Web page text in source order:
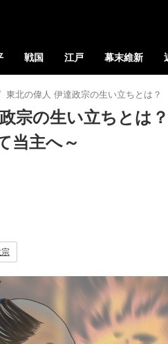
戦国 江戸 幕末維新
東北の偉人 伊達政宗の生い立ちとは
宗の生い立ちとは
当主へ～